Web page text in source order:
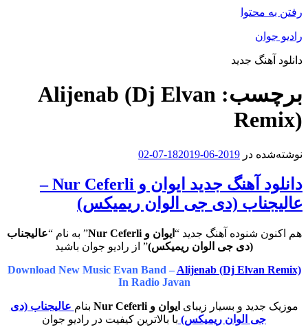
رفتن به محتوا
رادیو جوان
دانلود آهنگ جدید
برچسب: Alijenab (Dj Elvan
Remix)
نوشته‌شده در 2019-06-18
2019-07-02
دانلود آهنگ جدید ایوان و Nur Ceferli –
عالیجناب (دی جی الوان ریمیکس)
هم اکنون شنوده آهنگ جدید “ ایوان و Nur Ceferli ” به نام “عالیجناب
(دی جی الوان ریمیکس)” از رادیو جوان باشید
Download New Music Evan Band – Alijenab (Dj Elvan Remix)
In Radio Javan
موزیک جدید و بسیار زیبای ایوان و Nur Ceferli بنام عالیجناب (دی
جی الوان ریمیکس) با بالاترین کیفیت در رادیو جوان